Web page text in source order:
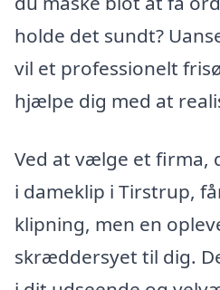
holde det sundt?
vil et professionelt
hjælpe dig med at
Ved at vælge et firma,
i dameklip i Tirstrup,
klipning, men en
skræddersyet til dig.